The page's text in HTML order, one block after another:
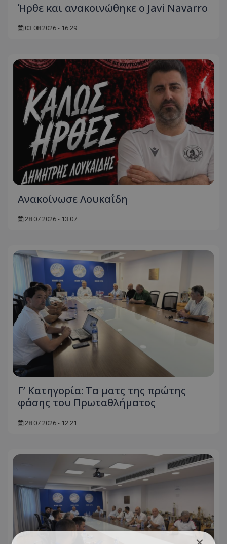
Ήρθε και ανακοινώθηκε ο Javi Navarro
03.08.2026 - 16:29
Ανακοίνωσε Λουκαΐδη
28.07.2026 - 13:07
Γ’ Κατηγορία: Τα ματς της πρώτης
φάσης του Πρωταθλήματος
28.07.2026 - 12:21